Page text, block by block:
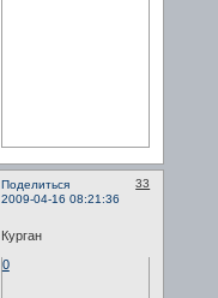
Поделиться
33
2009-04-16 08:21:36
Курган
0